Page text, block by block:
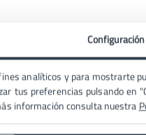
32 bit, que permitía un
usuarios de la época. No
las grandes
Configuración
analíticos y para mostrarte
tus preferencias pulsando en
información consulta nuestra